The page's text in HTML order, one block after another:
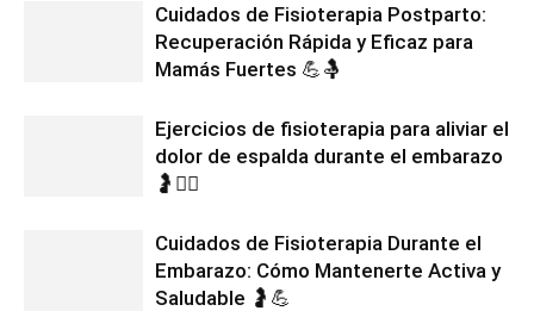
Cuidados de Fisioterapia Postparto:
Recuperación Rápida y Eficaz para
Mamás Fuertes 💪🤱
Ejercicios de fisioterapia para aliviar el
dolor de espalda durante el embarazo
🤰🧘‍♀️
Cuidados de Fisioterapia Durante el
Embarazo: Cómo Mantenerte Activa y
Saludable 🤰💪